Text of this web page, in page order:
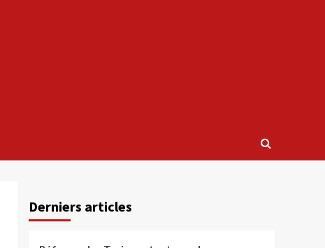
Derniers articles